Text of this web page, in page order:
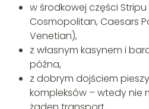
w środkowej części
Cosmopolitan, Caesars
Venetian),
z własnym kasynem i
późna,
z dobrym dojściem
kompleksów – wtedy nie